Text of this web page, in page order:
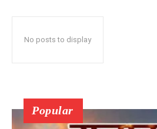
No posts to display
Popular